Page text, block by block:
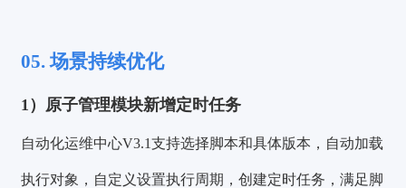
05. 场景持续优化
1）原子管理模块新增定时任务
自动化运维中心V3.1支持选择脚本和具体版本，自动加载
执行对象，自定义设置执行周期，创建定时任务，满足脚
还没有账号？立即注册